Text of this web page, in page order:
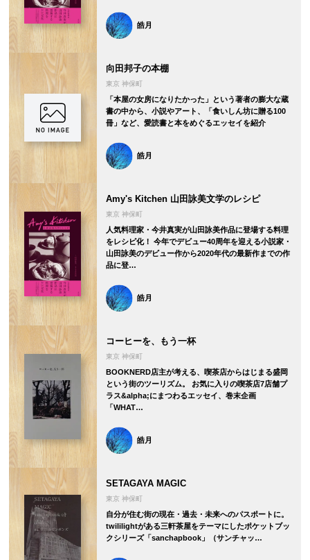
皓月
向田邦子の本棚
東京 神保町
「本屋の女房になりたかった」という著者の膨大な蔵
書の中から、小説やアート、「食いしん坊に贈る100
冊」など、愛読書と本をめぐるエッセイを紹介
皓月
Amy's Kitchen 山田詠美文学のレシピ
東京 神保町
人気料理家・今井真実が山田詠美作品に登場する料理
をレシピ化！ 今年でデビュー40周年を迎える小説家・
山田詠美のデビュー作から2020年代の最新作までの作
品に登…
皓月
コーヒーを、もう一杯
東京 神保町
BOOKNERD店主が考える、喫茶店からはじまる盛岡
という街のツーリズム。 お気に入りの喫茶店7店舗プ
ラス&alpha;にまつわるエッセイ、巻末企画
「WHAT…
皓月
SETAGAYA MAGIC
東京 神保町
自分が住む街の現在・過去・未来へのパスポートに。
twililightがある三軒茶屋をテーマにしたポケットブッ
クシリーズ「sanchapbook」（サンチャッ…